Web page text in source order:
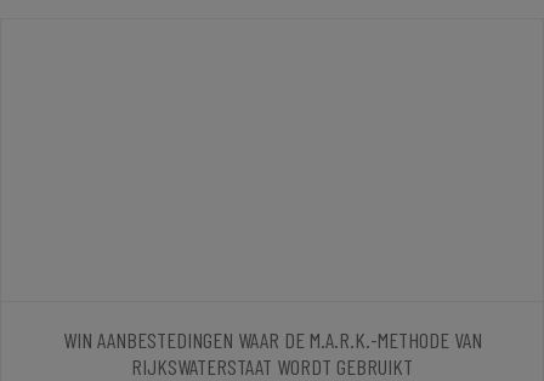
WIN AANBESTEDINGEN WAAR DE M.A.R.K.-METHODE VAN
RIJKSWATERSTAAT WORDT GEBRUIKT